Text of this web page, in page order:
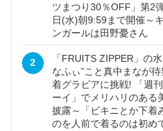
ツまつり30％OFF」第2
日(水)朝9:59まで開催～
ンガールは田野憂さん
2
「FRUITS ZIPPER」の
なふぃ”こと真中まなが
着グラビアに挑戦! 「週
ーイ」でメリハリのある
披露～「ビキニとか下着
のを人前で着るのは初め